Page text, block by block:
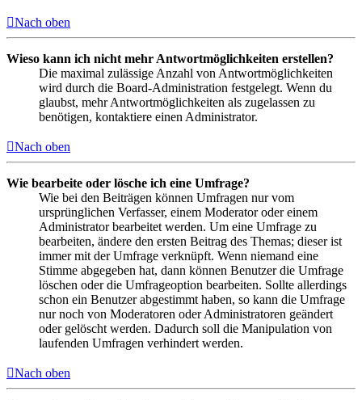
Nach oben
Wieso kann ich nicht mehr Antwortmöglichkeiten erstellen?
Die maximal zulässige Anzahl von Antwortmöglichkeiten
wird durch die Board-Administration festgelegt. Wenn du
glaubst, mehr Antwortmöglichkeiten als zugelassen zu
benötigen, kontaktiere einen Administrator.
Nach oben
Wie bearbeite oder lösche ich eine Umfrage?
Wie bei den Beiträgen können Umfragen nur vom
ursprünglichen Verfasser, einem Moderator oder einem
Administrator bearbeitet werden. Um eine Umfrage zu
bearbeiten, ändere den ersten Beitrag des Themas; dieser ist
immer mit der Umfrage verknüpft. Wenn niemand eine
Stimme abgegeben hat, dann können Benutzer die Umfrage
löschen oder die Umfrageoption bearbeiten. Sollte allerdings
schon ein Benutzer abgestimmt haben, so kann die Umfrage
nur noch von Moderatoren oder Administratoren geändert
oder gelöscht werden. Dadurch soll die Manipulation von
laufenden Umfragen verhindert werden.
Nach oben